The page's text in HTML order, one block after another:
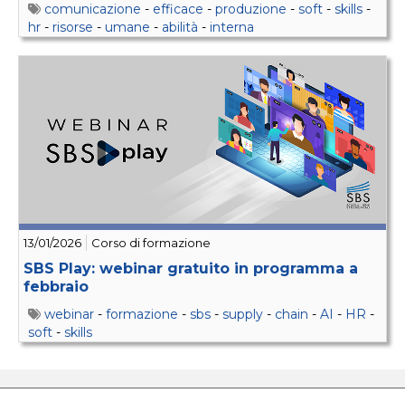
comunicazione - efficace - produzione - soft - skills -
hr - risorse - umane - abilità - interna
13/01/2026 Corso di formazione
SBS Play: webinar gratuito in programma a
febbraio
webinar - formazione - sbs - supply - chain - AI - HR -
soft - skills